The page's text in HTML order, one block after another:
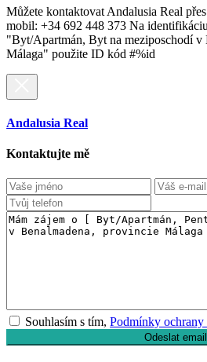
Můžete kontaktovat Andalusia Real
mobil: +34 692 448 373 Na
"Byt/Apartmán, Byt na meziposchodí v
Málaga" použite ID kód #%id
Andalusia Real
Kontaktujte mě
Souhlasím s tím,Podmínky